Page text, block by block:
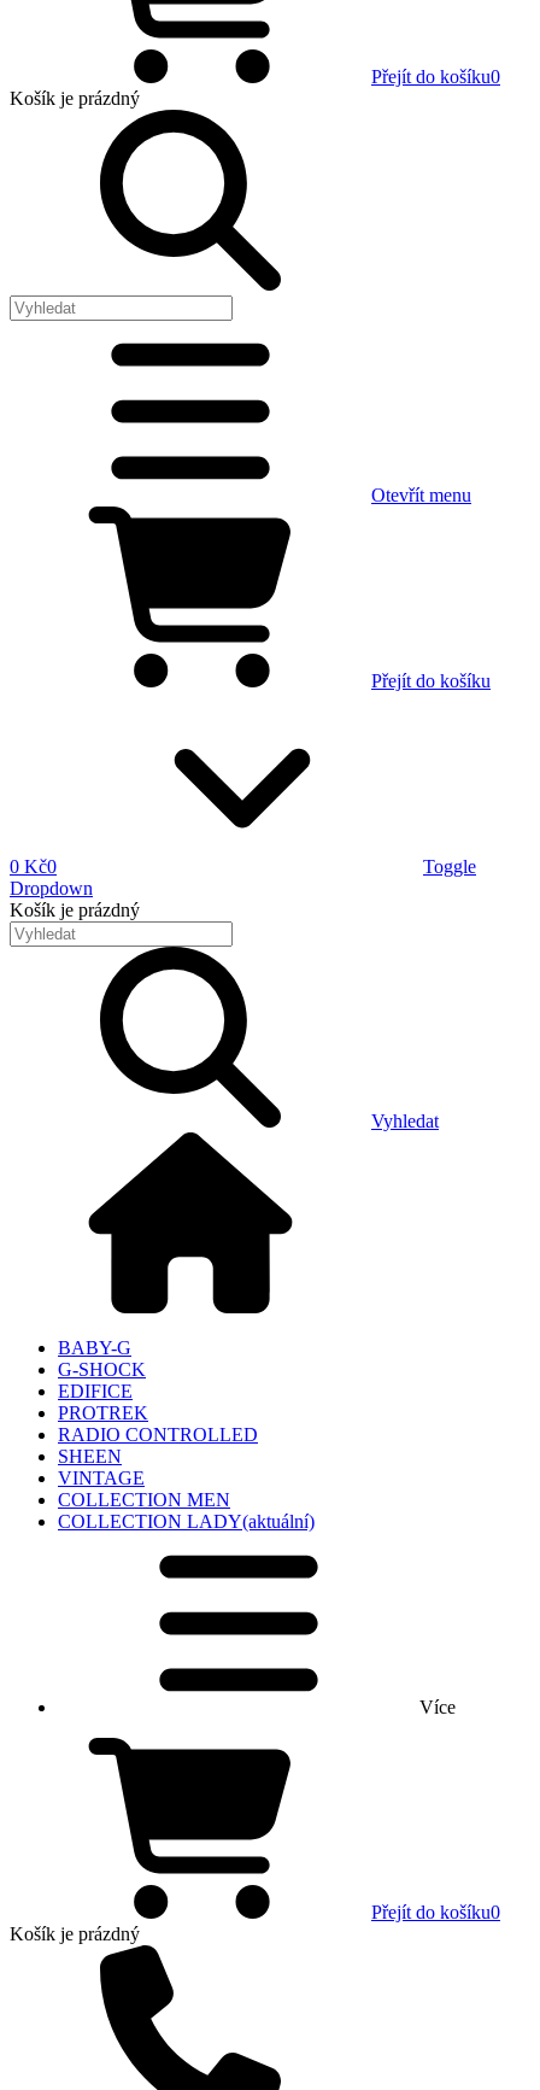
Přejít do košíku0
Košík je prázdný
Otevřít menu
Přejít do košíku
0 Kč0
Toggle
Dropdown
Košík je prázdný
Vyhledat
BABY-G
G-SHOCK
EDIFICE
PROTREK
RADIO CONTROLLED
SHEEN
VINTAGE
COLLECTION MEN
COLLECTION LADY(aktuální)
Více
Přejít do košíku0
Košík je prázdný